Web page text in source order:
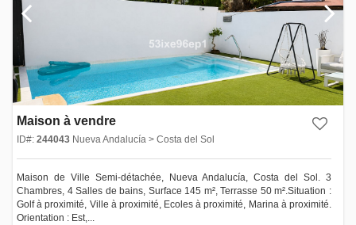
Maison à vendre
ID#: 244043 Nueva Andalucía > Costa del Sol
Maison de Ville Semi-détachée, Nueva Andalucía, Costa del Sol. 3
Chambres, 4 Salles de bains, Surface 145 m², Terrasse 50 m².Situation :
Golf à proximité, Ville à proximité, Ecoles à proximité, Marina à proximité.
Orientation : Est,...